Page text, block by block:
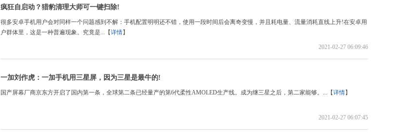
疯狂自启动？猎豹清理大师可一键扫除!
很多安卓手机用户会对同样一个问题感到不解：手机配置明明还不错，使用一段时间后会离奇变慢，并且耗电量、流量消耗直线上升!在安卓用
户群体里，这是一种普遍现象。究竟是...【详情】
2021-02-27 06:09:46
一加刘作虎：一加手机用三星屏，因为三星是最牛的!
国产屏幕厂商京东方开启了国内第一条，全球第二条已经量产的第6代柔性AMOLED生产线。成为继三星之后，第二家能够。...【详情】
2021-02-27 06:07:45